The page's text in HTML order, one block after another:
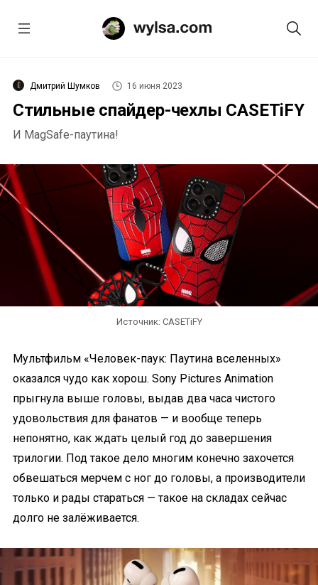
Дмитрий Шумков 16 июня 2023
Стильные спайдер-чехлы CASETiFY
И MagSafe-паутина!
Источник: CASETiFY
Мультфильм «Человек-паук: Паутина вселенных»
оказался чудо как хорош. Sony Pictures Animation
прыгнула выше головы, выдав два часа чистого
удовольствия для фанатов — и вообще теперь
непонятно, как ждать целый год до завершения
трилогии. Под такое дело многим конечно захочется
обвешаться мерчем с ног до головы, а производители
только и рады стараться — такое на складах сейчас
долго не залёживается.